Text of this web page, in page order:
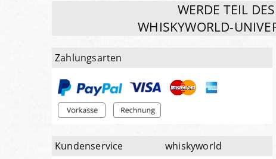
WERDE TEIL DES
WHISKYWORLD-
Zahlungsarten
Kundenservice whiskyworld